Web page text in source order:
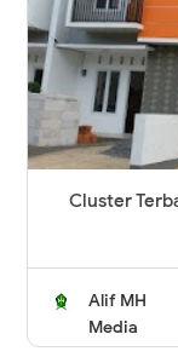
Cluster
Alif MH
Media